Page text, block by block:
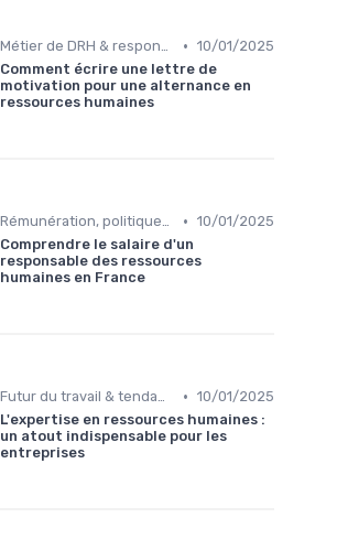
Métier de DRH & responsabilités • 10/01/2025
Comment écrire une lettre de
motivation pour une alternance en
ressources humaines
Rémunération, politiques salariales & benefits • 10/01/2025
Comprendre le salaire d'un
responsable des ressources
humaines en France
Futur du travail & tendances RH • 10/01/2025
L'expertise en ressources humaines :
un atout indispensable pour les
entreprises